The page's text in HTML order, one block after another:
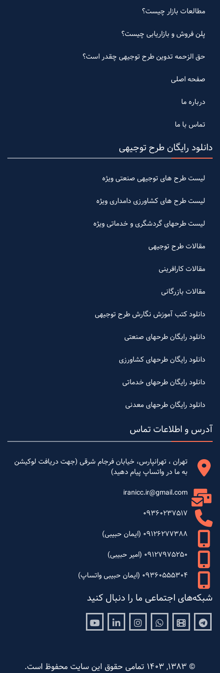
مطالعات بازار چیست؟
پلن فروش و بازاریابی چیست؟
حق الزحمه تدوین طرح توجیهی چقدر است؟
صفحه اصلی
درباره ما
تماس با ما
دانلود رایگان طرح توجیهی
لیست طرح های توجیهی صنعتی ویژه
لیست طرح های کشاورزی دامداری ویژه
لیست طرحهای گردشگری و خدماتی ویژه
مقالات طرح توجیهی
مقالات کارافرینی
مقالات بازرگانی
دانلود کتب آموزش نگارش طرح توجیهی
دانلود رایگان طرحهای صنعتی
دانلود رایگان طرحهای کشاورزی
دانلود رایگان طرحهای خدماتی
دانلود رایگان طرحهای معدنی
آدرس و اطلاعات تماس
تهران ، تهرانپارس، خیابان فرجام شرقی (جهت دریافت لوکیشن
به ما در واتساپ پیام دهید)
iranicc.ir@gmail.com
09360237517
09126277388 (ایمان حبیبی)
09127975250 (امیر حبیبی)
09360555304 (ایمان حبیبی واتساپ)
شبکه‌های اجتماعی ما را دنبال کنید
Telegram
Aparat
Whatsapp
Instagram
Linkedin
Youtube
© 1383, 1403 تمامی حقوق این سایت محفوظ است.